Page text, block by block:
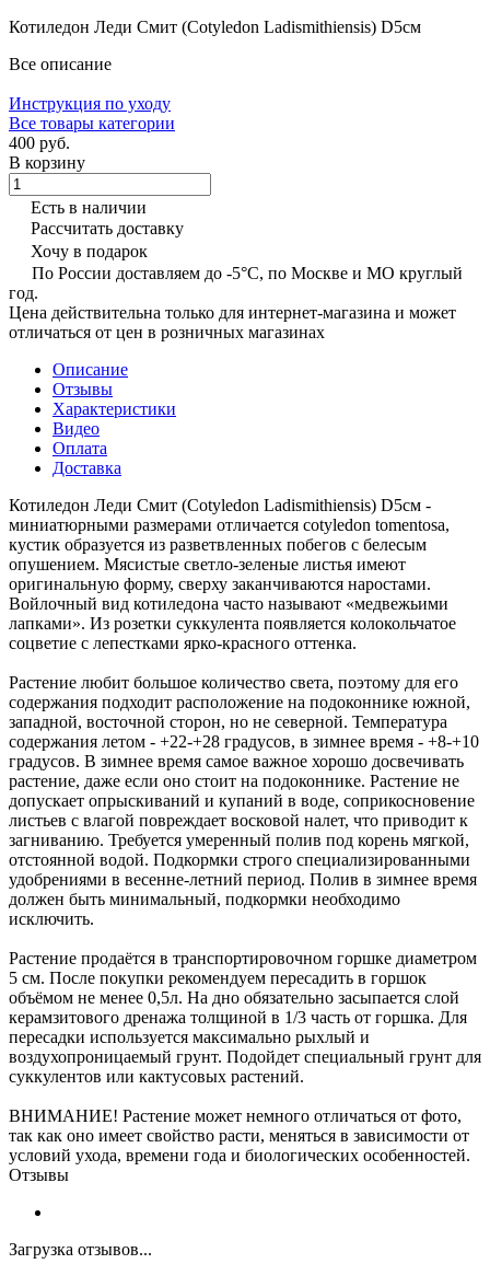
Котиледон Леди Смит (Cotyledon Ladismithiensis) D5см
Все описание
Инструкция по уходу
Все товары категории
400 руб.
В корзину
Есть в наличии
Рассчитать доставку
Хочу в подарок
По России доставляем до -5°C, по Москве и МО круглый
год.
Цена действительна только для интернет-магазина и может
отличаться от цен в розничных магазинах
Описание
Отзывы
Характеристики
Видео
Оплата
Доставка
Котиледон Леди Смит (Cotyledon Ladismithiensis) D5см -
миниатюрными размерами отличается cotyledon tomentosa,
кустик образуется из разветвленных побегов с белесым
опушением. Мясистые светло-зеленые листья имеют
оригинальную форму, сверху заканчиваются наростами.
Войлочный вид котиледона часто называют «медвежьими
лапками». Из розетки суккулента появляется колокольчатое
соцветие с лепестками ярко-красного оттенка.
Растение любит большое количество света, поэтому для его
содержания подходит расположение на подоконнике южной,
западной, восточной сторон, но не северной. Температура
содержания летом - +22-+28 градусов, в зимнее время - +8-+10
градусов. В зимнее время самое важное хорошо досвечивать
растение, даже если оно стоит на подоконнике. Растение не
допускает опрыскиваний и купаний в воде, соприкосновение
листьев с влагой повреждает восковой налет, что приводит к
загниванию. Требуется умеренный полив под корень мягкой,
отстоянной водой. Подкормки строго специализированными
удобрениями в весенне-летний период. Полив в зимнее время
должен быть минимальный, подкормки необходимо
исключить.
Растение продаётся в транспортировочном горшке диаметром
5 см. После покупки рекомендуем пересадить в горшок
объёмом не менее 0,5л. На дно обязательно засыпается слой
керамзитового дренажа толщиной в 1/3 часть от горшка. Для
пересадки используется максимально рыхлый и
воздухопроницаемый грунт. Подойдет специальный грунт для
суккулентов или кактусовых растений.
ВНИМАНИЕ! Растение может немного отличаться от фото,
так как оно имеет свойство расти, меняться в зависимости от
условий ухода, времени года и биологических особенностей.
Отзывы
Загрузка отзывов...